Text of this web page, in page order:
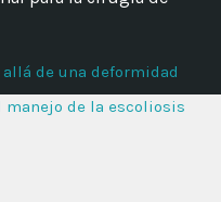
de una deformidad